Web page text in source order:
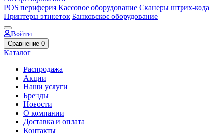
POS периферия Кассовое оборудование Сканеры штрих-кода
Принтеры этикеток Банковское оборудование
Войти
Сравнение 0
Каталог
Распродажа
Акции
Наши услуги
Бренды
Новости
О компании
Доставка и оплата
Контакты